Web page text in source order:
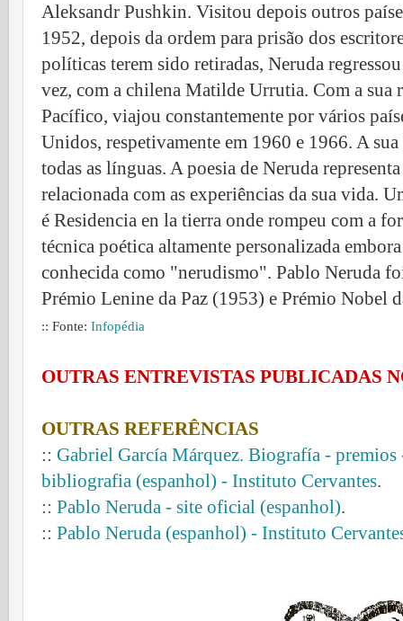
Aleksandr Pushkin. Visitou depois outros
1952, depois da ordem para prisão dos
políticas terem sido retiradas, Neruda
vez, com a chilena Matilde Urrutia. Com a sua
Pacífico, viajou constantemente por vários
Unidos, respetivamente em 1960 e 1966. A
todas as línguas. A poesia de Neruda
relacionada com as experiências da sua vida.
é Residencia en la tierra onde rompeu com a
técnica poética altamente personalizada
conhecida como "nerudismo". Pablo Neruda
Prémio Lenine da Paz (1953) e Prémio Nobel
:: Fonte: Infopédia
OUTRAS ENTREVISTAS PUBLICADAS
OUTRAS REFERÊNCIAS
:: Gabriel García Márquez. Biografía -
bibliografia (espanhol) - Instituto Cervantes.
:: Pablo Neruda - site oficial (espanhol).
:: Pablo Neruda (espanhol) - Instituto